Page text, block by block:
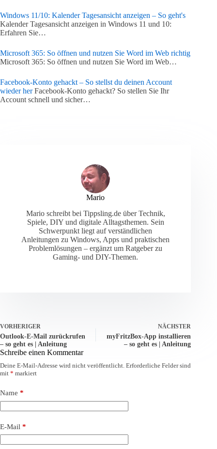
Windows 11/10: Kalender Tagesansicht anzeigen – So geht's
Kalender Tagesansicht anzeigen in Windows 11 und 10:
Erfahren Sie…
Microsoft 365: So öffnen und nutzen Sie Word im Web richtig
Microsoft 365: So öffnen und nutzen Sie Word im Web…
Facebook-Konto gehackt – So stellst du deinen Account
wieder herFacebook-Konto gehackt? So stellen Sie Ihr
Account schnell und sicher…
Mario
Mario schreibt bei Tippsling.de über Technik,
Spiele, DIY und digitale Alltagsthemen. Sein
Schwerpunkt liegt auf verständlichen
Anleitungen zu Windows, Apps und praktischen
Problemlösungen – ergänzt um Ratgeber zu
Gaming- und DIY-Themen.
VORHERIGER
Outlook-E-Mail zurückrufen
– so geht es | Anleitung
NÄCHSTER
myFritzBox-App installieren
– so geht es | Anleitung
Schreibe einen Kommentar
Deine E-Mail-Adresse wird nicht veröffentlicht. Erforderliche Felder sind
mit * markiert
Name *
E-Mail *